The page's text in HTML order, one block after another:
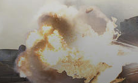
新闻
坦克百科
评级
高级用户
完整指南
经济系统
领土战
军团
军